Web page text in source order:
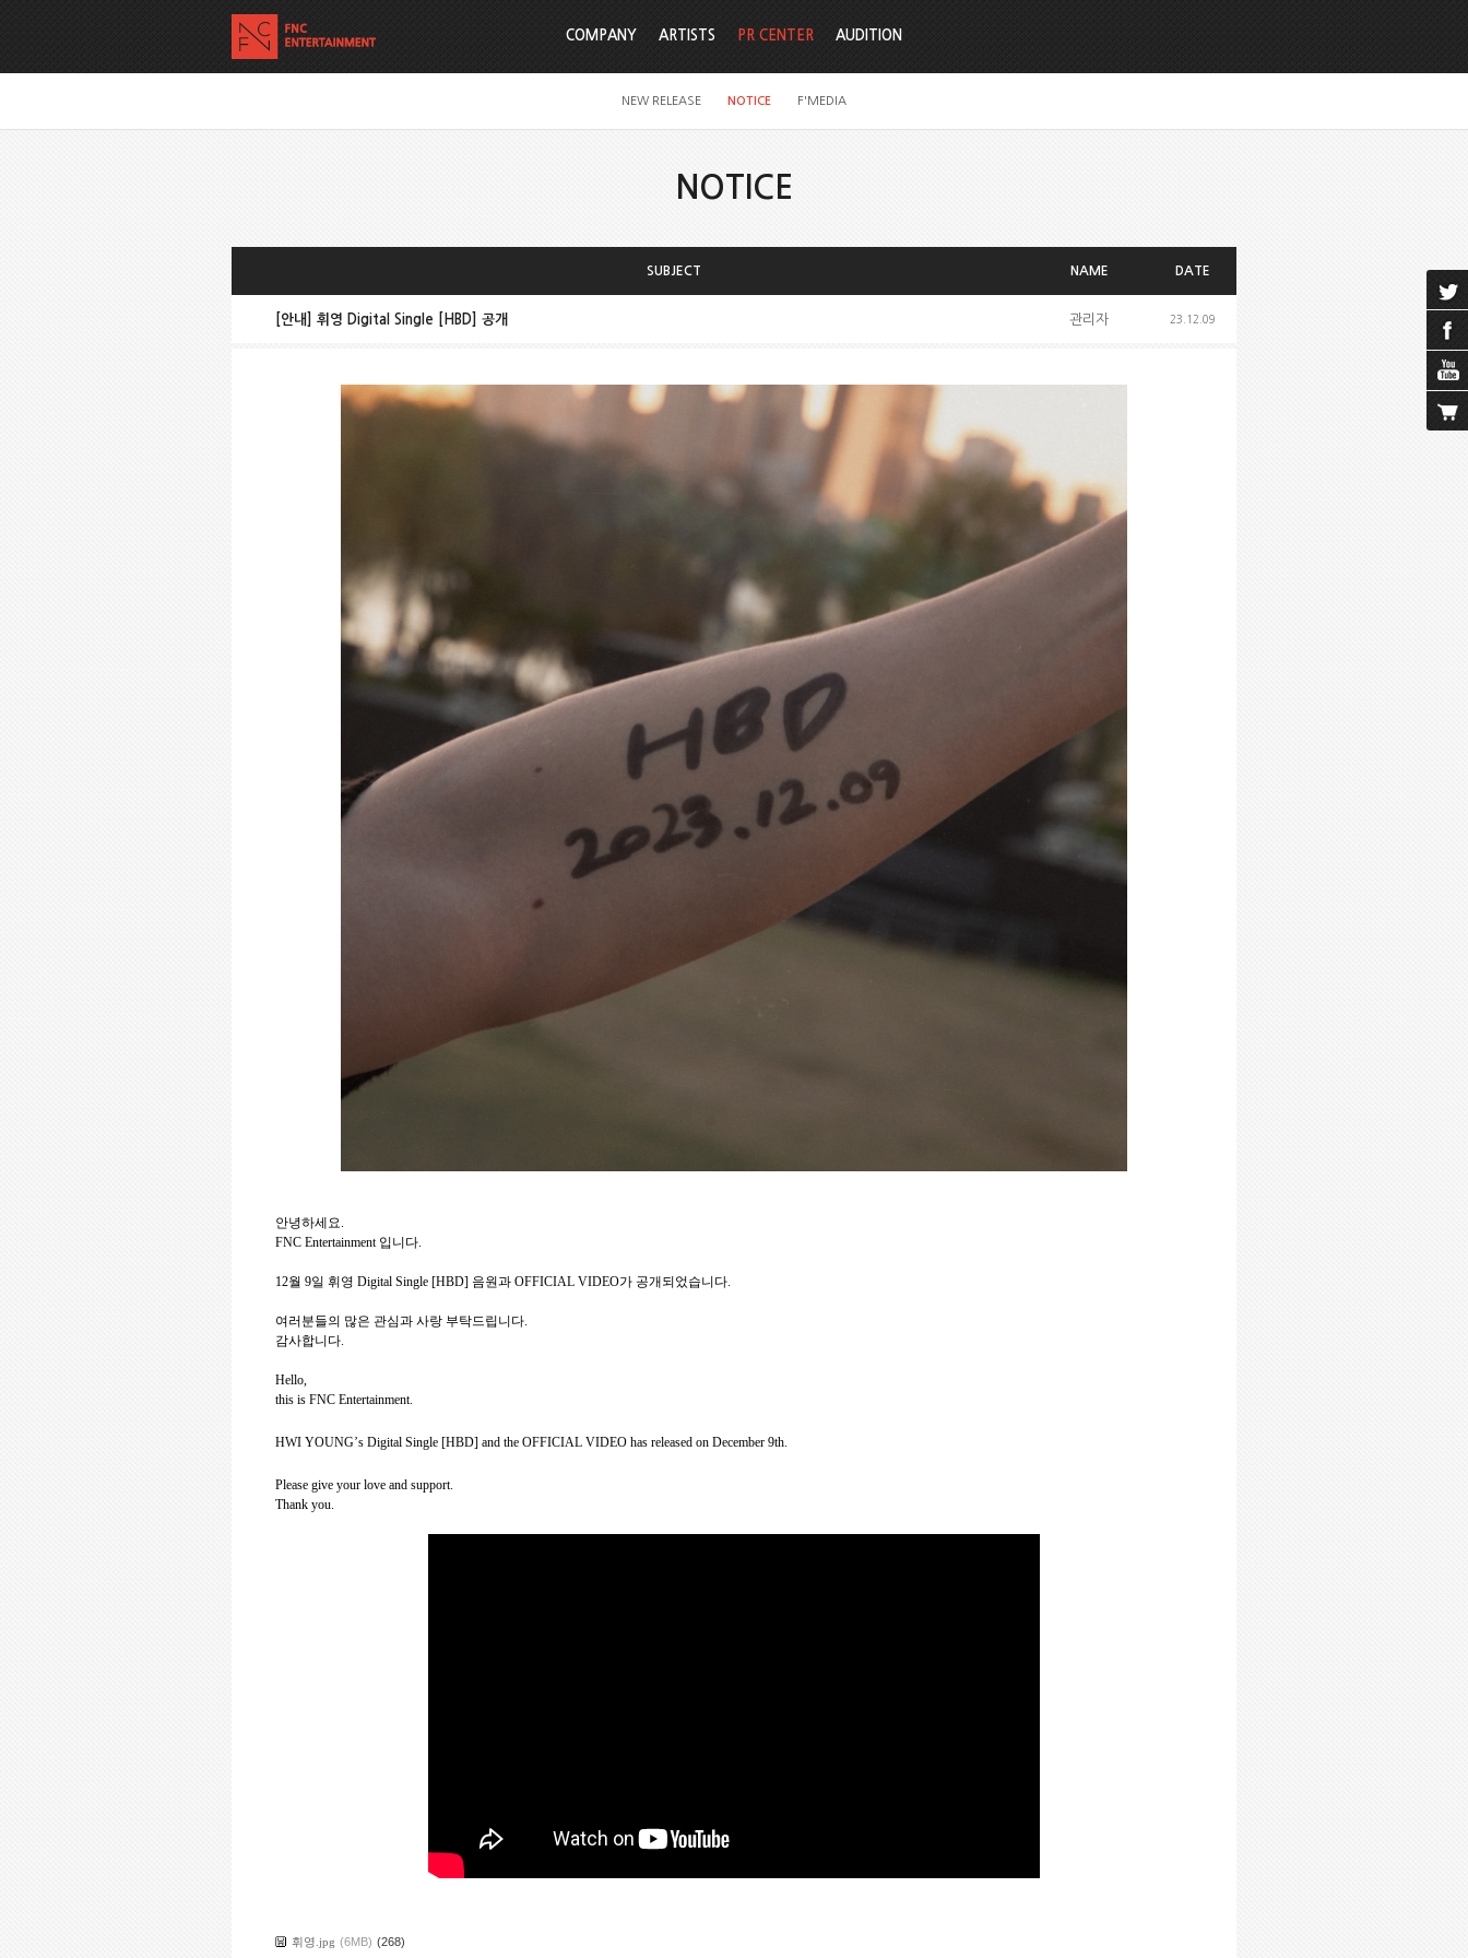
COMPANY ARTISTS PR CENTER
NEW RELEASE NOTICE F'MEDIA
AUDITION
NOTICE
SUBJECT NAME DATE
[안내] 휘영 Digital Single [HBD] 공개 관리자 23.12.09
안녕하세요.
FNC Entertainment 입니다.
12월 9일 휘영 Digital Single [HBD] 음원과 OFFICIAL VIDEO가 공개되었습니다.
여러분들의 많은 관심과 사랑 부탁드립니다.
감사합니다.
Hello,
this is FNC Entertainment.
HWI YOUNG’s Digital Single [HBD] and the OFFICIAL VIDEO has released on December 9th.
Please give your love and support.
Thank you.
휘영.jpg (6MB) (268)